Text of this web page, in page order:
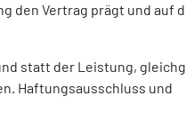
den Vertrag prägt und auf
statt der Leistung,
Haftungsausschluss und